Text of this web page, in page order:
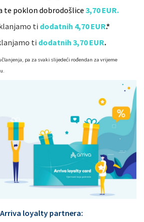
te poklon dobrodošlice 3,70 EUR.
ti dodatnih 4,70 EUR.*
ti dodatnih 3,70 EUR.
pa za svaki slijedeći rođendan za vrijeme
loyalty partnera: